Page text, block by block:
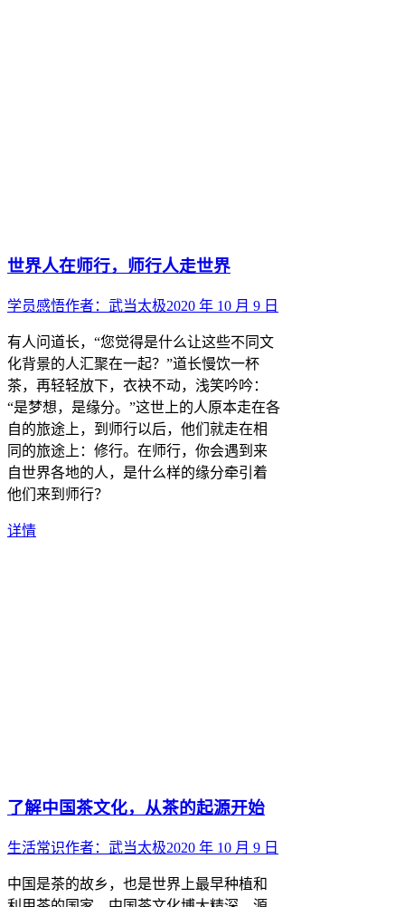
世界人在师行，师行人走世界
学员感悟作者： 武当太极2020 年 10 月 9 日
有人问道长，“您觉得是什么让这些不同文
化背景的人汇聚在一起？”道长慢饮一杯
茶，再轻轻放下，衣袂不动，浅笑吟吟：
“是梦想，是缘分。”这世上的人原本走在各
自的旅途上，到师行以后，他们就走在相
同的旅途上：修行。在师行，你会遇到来
自世界各地的人，是什么样的缘分牵引着
他们来到师行？
详情
了解中国茶文化，从茶的起源开始
生活常识作者： 武当太极2020 年 10 月 9 日
中国是茶的故乡，也是世界上最早种植和